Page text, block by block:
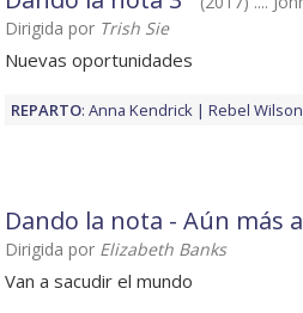
Dirigida por Trish Sie
Nuevas oportunidades
REPARTO: Anna Kendrick Rebel Wilson
Dando la nota - Aún más
Dirigida por Elizabeth Banks
Van a sacudir el mundo